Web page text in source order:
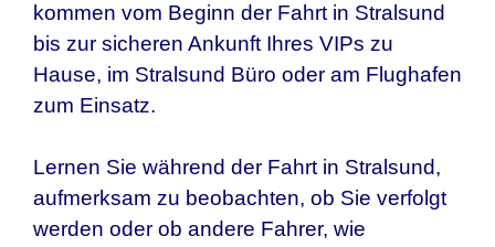
kommen vom Beginn der Fahrt in Stralsund
bis zur sicheren Ankunft Ihres VIPs zu
Hause, im Stralsund Büro oder am Flughafen
zum Einsatz.
Lernen Sie während der Fahrt in Stralsund,
aufmerksam zu beobachten, ob Sie verfolgt
werden oder ob andere Fahrer, wie